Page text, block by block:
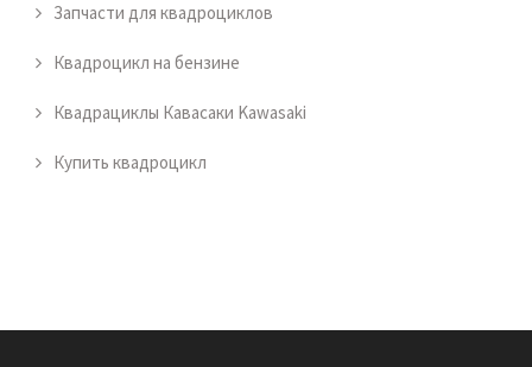
Запчасти для квадроциклов
Квадроцикл на бензине
Квадрациклы Кавасаки Kawasaki
Купить квадроцикл